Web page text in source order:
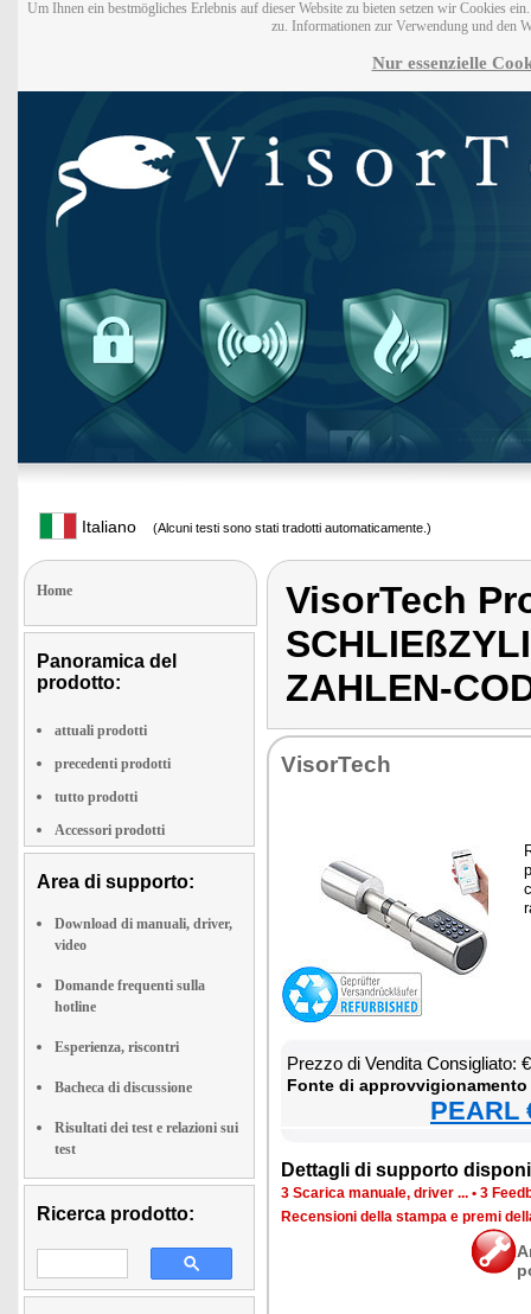
Um Ihnen ein bestmögliches Erlebnis auf dieser Website zu bieten setzen wir Cookies
zu. Informationen zur Verwendung und den
Nur essenzielle
Italiano (Alcuni testi sono stati tradotti automaticamente.)
Home
Panoramica del
prodotto:
attuali prodotti
precedenti prodotti
tutto prodotti
Accessori prodotti
Area di supporto:
Download di manuali, driver,
video
Domande frequenti sulla
hotline
Esperienza, riscontri
Bacheca di discussione
Risultati dei test e relazioni sui
test
Ricerca prodotto:
VisorTech
ZAHLEN-
Vi­sor­Te­ch
Prez­zo di Ven­di­ta Con­si­glia­to:
Fon­te di
PEARL
Det­ta­gli di sup­por­to
3 Sca­ri­ca ma­nua­le, dri­ver ... • 3
Re­cen­sio­ni del­la stam­pa e pre­mi